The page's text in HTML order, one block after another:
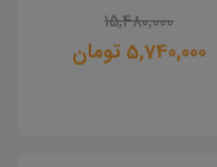
15,480,000
5,740,000 تومان